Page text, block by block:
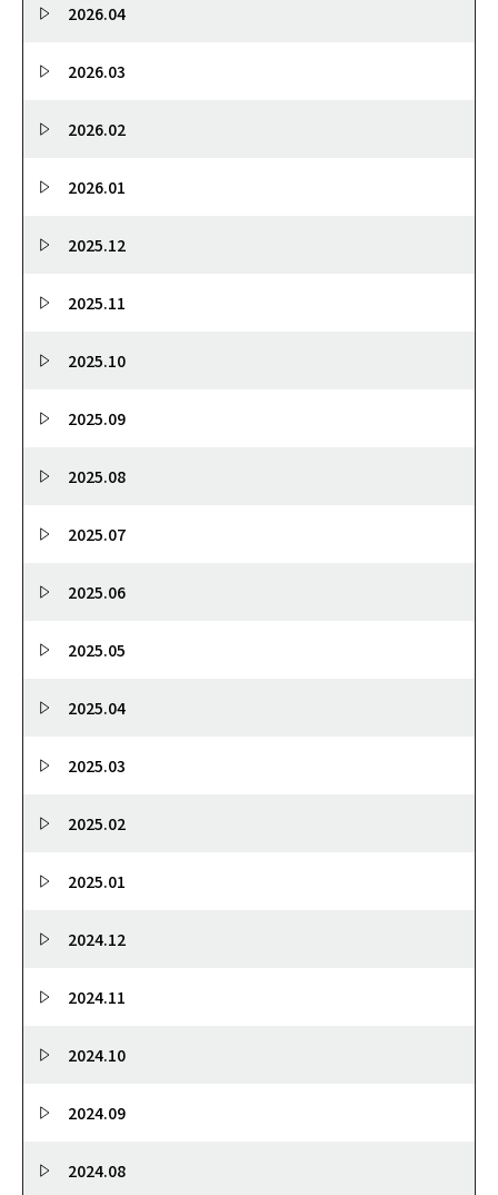
2026.04
2026.03
2026.02
2026.01
2025.12
2025.11
2025.10
2025.09
2025.08
2025.07
2025.06
2025.05
2025.04
2025.03
2025.02
2025.01
2024.12
2024.11
2024.10
2024.09
2024.08